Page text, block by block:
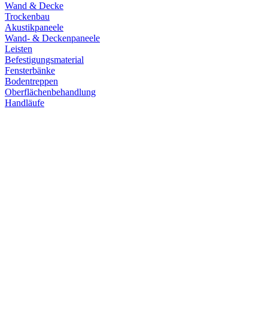
Wand & Decke
Trockenbau
Akustikpaneele
Wand- & Deckenpaneele
Leisten
Befestigungsmaterial
Fensterbänke
Bodentreppen
Oberflächenbehandlung
Handläufe